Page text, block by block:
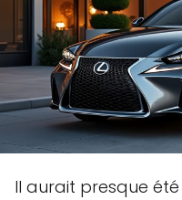
Il aurait presque